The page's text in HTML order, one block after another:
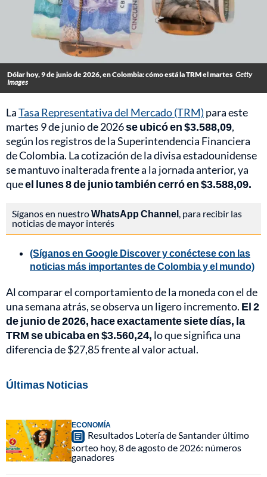
Dólar hoy, 9 de junio de 2026, en Colombia: cómo está la TRM el martes Getty
Images
LaTasa Representativa del Mercado (TRM) para este
martes 9 de junio de 2026se ubicó en $3.588,09,
según los registros de la Superintendencia Financiera
de Colombia. La cotización de la divisa estadounidense
se mantuvo inalterada frente a la jornada anterior, ya
queel lunes 8 de junio también cerró en $3.588,09.
Síganos en nuestroWhatsApp Channel, para recibir las
noticias de mayor interés
(Síganos en Google Discover y conéctese con las
noticias más importantes de Colombia y el mundo)
Al comparar el comportamiento de la moneda con el de
una semana atrás, se observa un ligero incremento. El 2
de junio de 2026, hace exactamente siete días, la
TRM se ubicaba en $3.560,24, lo que significa una
diferencia de $27,85 frente al valor actual.
Últimas Noticias
ECONOMÍA
Resultados Lotería de Santander último
sorteo hoy, 8 de agosto de 2026: números
ganadores